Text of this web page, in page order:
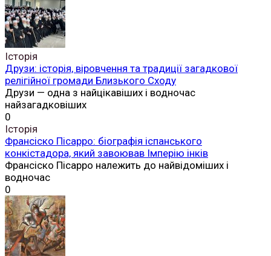
Історія
Друзи: історія, віровчення та традиції загадкової
релігійної громади Близького Сходу
Друзи — одна з найцікавіших і водночас
найзагадковіших
0
Історія
Франсіско Пісарро: біографія іспанського
конкістадора, який завоював Імперію інків
Франсіско Пісарро належить до найвідоміших і
водночас
0